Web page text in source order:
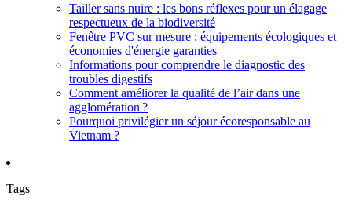
Tailler sans nuire : les bons réflexes pour un élagage
respectueux de la biodiversité
Fenêtre PVC sur mesure : équipements écologiques et
économies d'énergie garanties
Informations pour comprendre le diagnostic des
troubles digestifs
Comment améliorer la qualité de l’air dans une
agglomération ?
Pourquoi privilégier un séjour écoresponsable au
Vietnam ?
Tags